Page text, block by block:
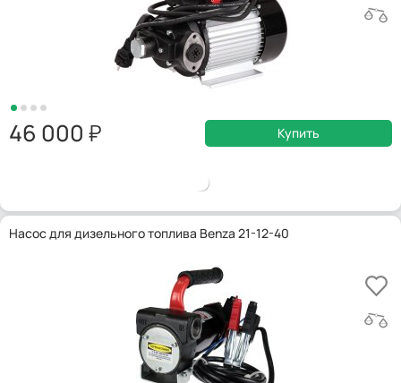
46 000 Купить
Насос для дизельного топлива Benza 21-12-40